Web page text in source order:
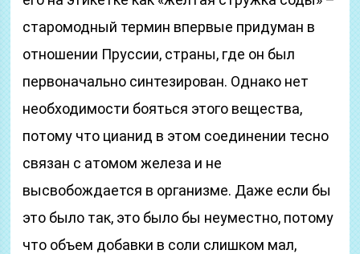
старомодный термин впервые придуман в
отношении Пруссии, страны, где он был
первоначально синтезирован. Однако нет
необходимости бояться этого вещества,
потому что цианид в этом соединении тесно
связан с атомом железа и не
высвобождается в организме. Даже если бы
это было так, это было бы неуместно, потому
что объем добавки в соли слишком мал,